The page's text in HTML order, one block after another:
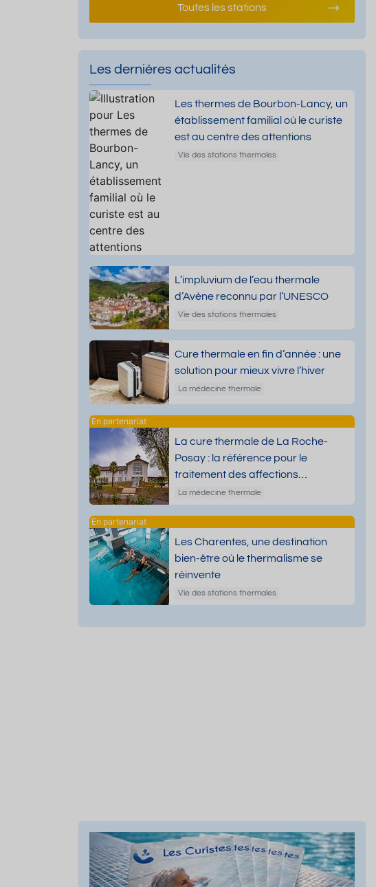
Toutes les stations
Les dernières actualités
Les thermes de Bourbon-Lancy, un
établissement familial où le curiste
est au centre des attentions
Vie des stations thermales
L’impluvium de l’eau thermale
d’Avène reconnu par l’UNESCO
Vie des stations thermales
Cure thermale en fin d’année : une
solution pour mieux vivre l’hiver
La médecine thermale
La cure thermale de La Roche-
Posay : la référence pour le
traitement des affections
dermatologiques
La médecine thermale
Les Charentes, une destination
bien-être où le thermalisme se
réinvente
Vie des stations thermales